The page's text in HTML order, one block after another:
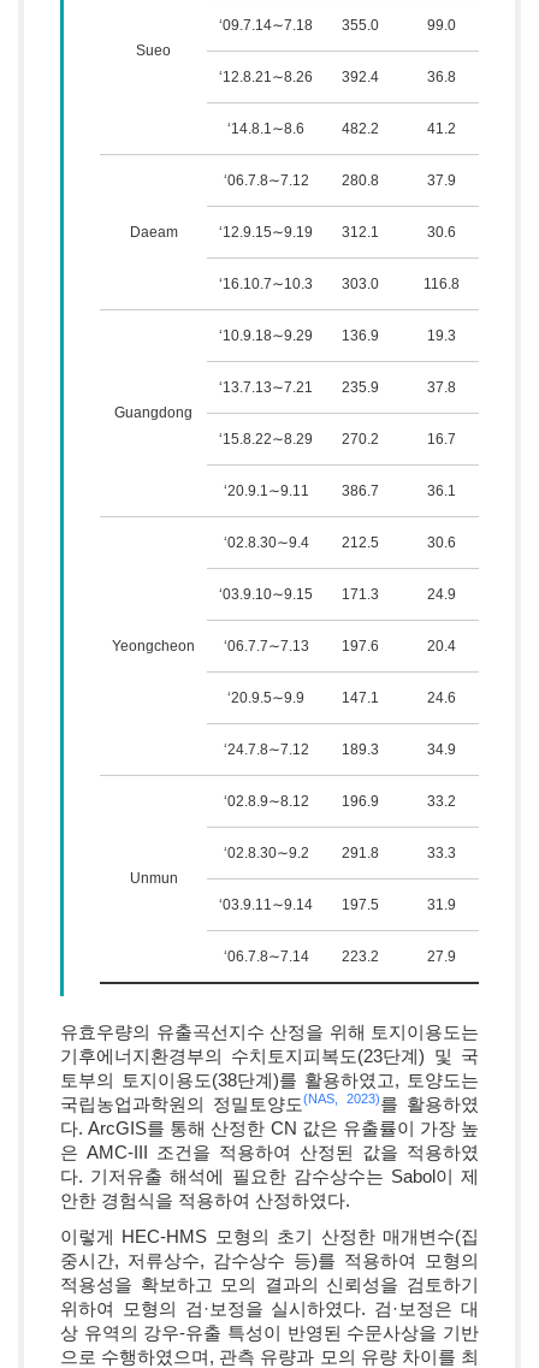
Sueo
‘09.7.14∼7.18 355.0 99.0
‘12.8.21∼8.26 392.4 36.8
‘14.8.1∼8.6 482.2 41.2
Daeam
‘06.7.8∼7.12 280.8 37.9
‘12.9.15∼9.19 312.1 30.6
‘16.10.7∼10.3 303.0 116.8
Guangdong
‘10.9.18∼9.29 136.9 19.3
‘13.7.13∼7.21 235.9 37.8
‘15.8.22∼8.29 270.2 16.7
‘20.9.1∼9.11 386.7 36.1
Yeongcheon
‘02.8.30∼9.4 212.5 30.6
‘03.9.10∼9.15 171.3 24.9
‘06.7.7∼7.13 197.6 20.4
‘20.9.5∼9.9 147.1 24.6
‘24.7.8∼7.12 189.3 34.9
Unmun
‘02.8.9∼8.12 196.9 33.2
‘02.8.30∼9.2 291.8 33.3
‘03.9.11∼9.14 197.5 31.9
‘06.7.8∼7.14 223.2 27.9
유효우량의 유출곡선지수 산정을 위해 토지이용도는
기후에너지환경부의 수치토지피복도(23단계) 및 국
토부의 토지이용도(38단계)를 활용하였고, 토양도는
국립농업과학원의 정밀토양도(NAS, 2023)를 활용하였
다. ArcGIS를 통해 산정한 CN 값은 유출률이 가장 높
은 AMC-III 조건을 적용하여 산정된 값을 적용하였
다. 기저유출 해석에 필요한 감수상수는 Sabol이 제
안한 경험식을 적용하여 산정하였다.
이렇게 HEC-HMS 모형의 초기 산정한 매개변수(집
중시간, 저류상수, 감수상수 등)를 적용하여 모형의
적용성을 확보하고 모의 결과의 신뢰성을 검토하기
위하여 모형의 검·보정을 실시하였다. 검·보정은 대
상 유역의 강우-유출 특성이 반영된 수문사상을 기반
으로 수행하였으며, 관측 유량과 모의 유량 차이를 최